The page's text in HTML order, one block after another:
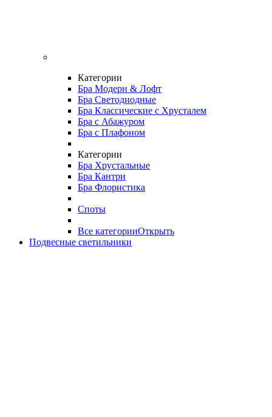
Категории
Бра Модерн & Лофт
Бра Светодиодные
Бра Классические с Хрусталем
Бра с Абажуром
Бра с Плафоном
Категории
Бра Хрустальные
Бра Кантри
Бра Флористика
Споты
Все категорииОткрыть
Подвесные светильники